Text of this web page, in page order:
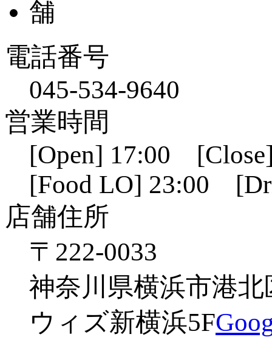
電話番号
045-534-9640
営業時間
[Open] 17:00
[Food LO] 23:00
店舗住所
〒222-0033
神奈川県横浜市港北
ウィズ新横浜5F